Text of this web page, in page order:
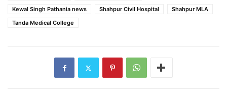
Kewal Singh Pathania news
Shahpur Civil Hospital
Shahpur MLA
Tanda Medical College